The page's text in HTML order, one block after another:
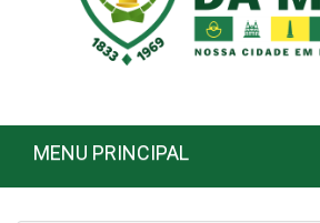
MENU PRINCIPAL